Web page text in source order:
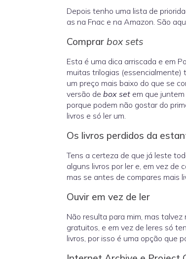
Depois tenho uma lista de
as na Fnac e na Amazon. São
Comprar box sets
Esta é uma dica arriscada e em
muitas trilogias (essencialmente)
um preço mais baixo do que se
versão de box set em que
porque podem não gostar do
livros e só ler um.
Os livros perdidos da
Tens a certeza de que já leste
alguns livros por ler e, em vez de
mas se antes de compares mais
Ouvir em vez de ler
Não resulta para mim, mas talvez
gratuitos, e em vez de leres só
livros, por isso é uma opção que